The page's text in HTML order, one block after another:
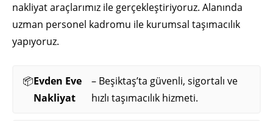
nakliyat araçlarımız ile gerçekleştiriyoruz. Alanında
uzman personel kadromu ile kurumsal taşımacılık
yapıyoruz.
📦Evden Eve
Nakliyat
– Beşiktaş’ta güvenli, sigortalı ve
hızlı taşımacılık hizmeti.